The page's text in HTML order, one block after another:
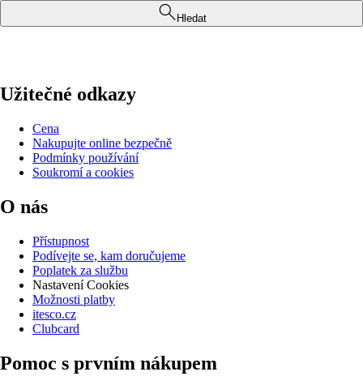
Hledat
Užitečné odkazy
Cena
Nakupujte online bezpečně
Podmínky používání
Soukromí a cookies
O nás
Přístupnost
Podívejte se, kam doručujeme
Poplatek za službu
Nastavení Cookies
Možnosti platby
itesco.cz
Clubcard
Pomoc s prvním nákupem